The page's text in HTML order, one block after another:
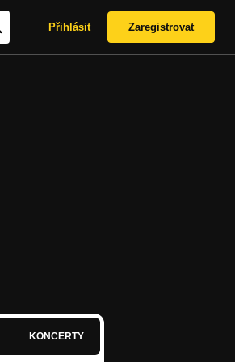
Přihlásit Zaregistrovat
KONCERTY